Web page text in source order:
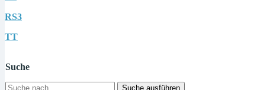
RS3
TT
Suche
Suche ausführen